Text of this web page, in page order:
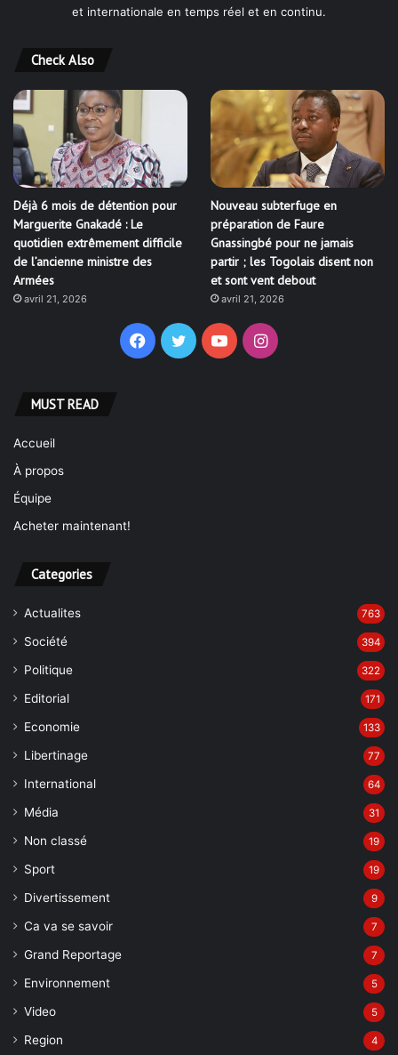
et internationale en temps réel et en continu.
Check Also
Déjà 6 mois de détention pour
Marguerite Gnakadé : Le
quotidien extrêmement difficile
de l’ancienne ministre des
Armées
avril 21, 2026
Nouveau subterfuge en
préparation de Faure
Gnassingbé pour ne jamais
partir ; les Togolais disent non
et sont vent debout
avril 21, 2026
Facebook
TwitterYouTubeInstagram
MUST READ
Accueil
À propos
Équipe
Acheter maintenant!
Categories
Actualites 763
Société 394
Politique 322
Editorial 171
Economie 133
Libertinage 77
International 64
Média 31
Non classé 19
Sport 19
Divertissement 9
Ca va se savoir 7
Grand Reportage 7
Environnement 5
Video 5
Region 4